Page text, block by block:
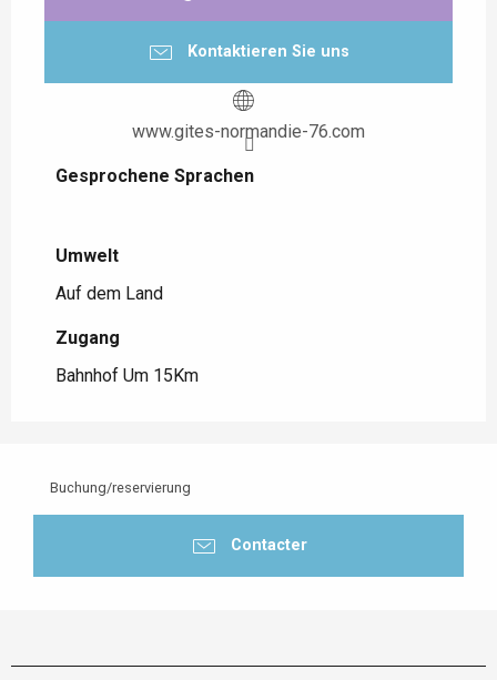
Kontaktieren Sie uns
www.gites-normandie-76.com
Gesprochene Sprachen
Gesprochene Sprachen
Umwelt
Umwelt
Auf dem Land
Zugang
Zugang
Bahnhof Um 15Km
Buchung/reservierung
Contacter